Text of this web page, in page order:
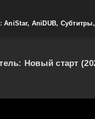
AniStar, AniDUB,
Новый старт